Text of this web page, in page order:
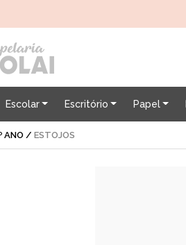
Escolar Escritório Papel
ANO / ESTOJOS